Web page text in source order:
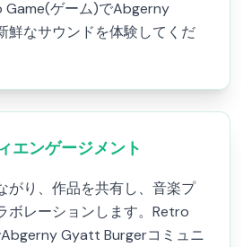
Game(ゲーム)でAbgerny
鮮なサウンドを体験してくだ
エンゲージメント
がり、作品を共有し、音楽プ
ボレーションします。Retro
Gyatt Burgerコミュニ